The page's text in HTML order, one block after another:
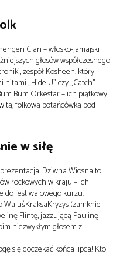
Clan– włosko-jamajski
głosów współczesnego
zespółKosheen, który
„Hide U” czy „Catch”.
Bum Orkestar– ich piątkowy
folkową potańcówką pod
w siłę
Dziwna Wiosnato
rockowych w kraju – ich
do festiwalowego kurzu.
WaluśKraksaKryzys(zamknie
Flintę, jazzującąPaulinę
niezwykłym głosem z
się doczekać końca lipca! Kto